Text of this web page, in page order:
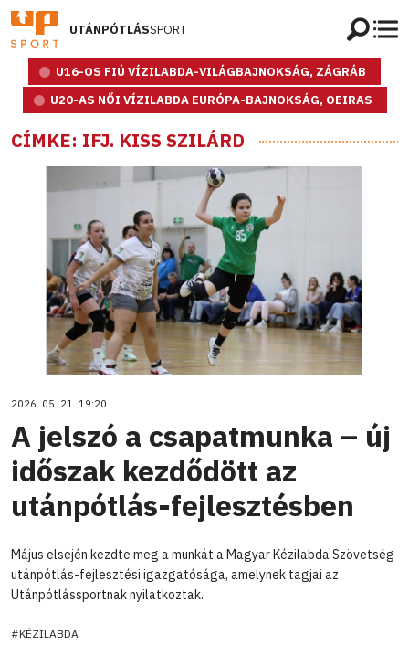
UTÁNPÓTLÁSSPORT
U16-OS FIÚ VÍZILABDA-VILÁGBAJNOKSÁG, ZÁGRÁB
U20-AS NŐI VÍZILABDA EURÓPA-BAJNOKSÁG, OEIRAS
CÍMKE: IFJ. KISS SZILÁRD
2026. 05. 21. 19:20
A jelszó a csapatmunka – új
időszak kezdődött az
utánpótlás-fejlesztésben
Május elsején kezdte meg a munkát a Magyar Kézilabda Szövetség
utánpótlás-fejlesztési igazgatósága, amelynek tagjai az
Utánpótlássportnak nyilatkoztak.
#KÉZILABDA